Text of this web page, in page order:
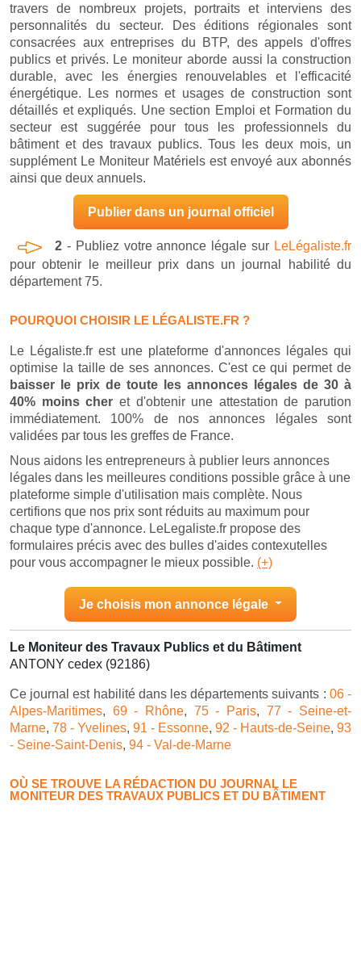
travers de nombreux projets, portraits et interviens des
personnalités du secteur. Des éditions régionales sont
consacrées aux entreprises du BTP, des appels d'offres
publics et privés. Le moniteur aborde aussi la construction
durable, avec les énergies renouvelables et l'efficacité
énergétique. Les normes et usages de construction sont
détaillés et expliqués. Une section Emploi et Formation du
secteur est suggérée pour tous les professionnels du
bâtiment et des travaux publics. Tous les deux mois, un
supplément Le Moniteur Matériels est envoyé aux abonnés
ainsi que deux annuels.
Publier dans un journal officiel
2- Publiez votre annonce légale sur LeLégaliste.fr
pour obtenir le meilleur prix dans un journal habilité du
département 75.
POURQUOI CHOISIR LE LÉGALISTE.FR ?
Le Légaliste.fr est une plateforme d'annonces légales qui
optimise la taille de ses annonces. C'est ce qui permet de
baisser le prix de toute les annonces légales de 30 à
40% moins cher et d'obtenir une attestation de parution
immédiatement. 100% de nos annonces légales sont
validées par tous les greffes de France.
Nous aidons les entrepreneurs à publier leurs annonces
légales dans les meilleures conditions possible grâce à une
plateforme simple d'utilisation mais complète. Nous
certifions que nos prix sont réduits au maximum pour
chaque type d'annonce. LeLegaliste.fr propose des
formulaires précis avec des bulles d'aides contexutelles
pour vous accompagner le mieux possible. (+)
Je choisis mon annonce légale
Le Moniteur des Travaux Publics et du Bâtiment
ANTONY cedex (92186)
Ce journal est habilité dans les départements suivants : 06 -
Alpes-Maritimes, 69 - Rhône, 75 - Paris, 77 - Seine-et-
Marne, 78 - Yvelines, 91 - Essonne, 92 - Hauts-de-Seine, 93
- Seine-Saint-Denis, 94 - Val-de-Marne
OÙ SE TROUVE LA RÉDACTION DU JOURNAL LE
MONITEUR DES TRAVAUX PUBLICS ET DU BÂTIMENT